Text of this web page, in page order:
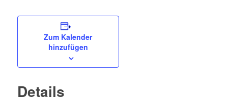
Zum Kalender
hinzufügen
Details